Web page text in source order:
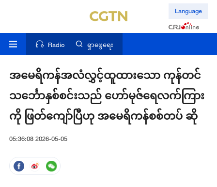
Language
Radio ရှာဖွေရေး
အမေရိကန်အလံလွှင့်ထူထားသော ကုန်တင်
သင်္ဘောနှစ်စင်းသည် ဟော်မုဇ်ရေလက်ကြား
ကို ဖြတ်ကျော်ပြီဟု အမေရိကန်စစ်တပ် ဆို
05:36:08 2026-05-05